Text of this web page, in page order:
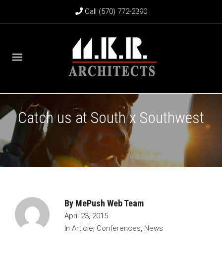
Call (570) 772-2390
Catch us at South x Southwest
By MePush Web Team
April 23, 2015
In Article, Conferences, News